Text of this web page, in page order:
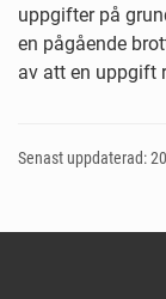
uppgifter på
en pågående
av att en uppgift
Senast uppdaterad: